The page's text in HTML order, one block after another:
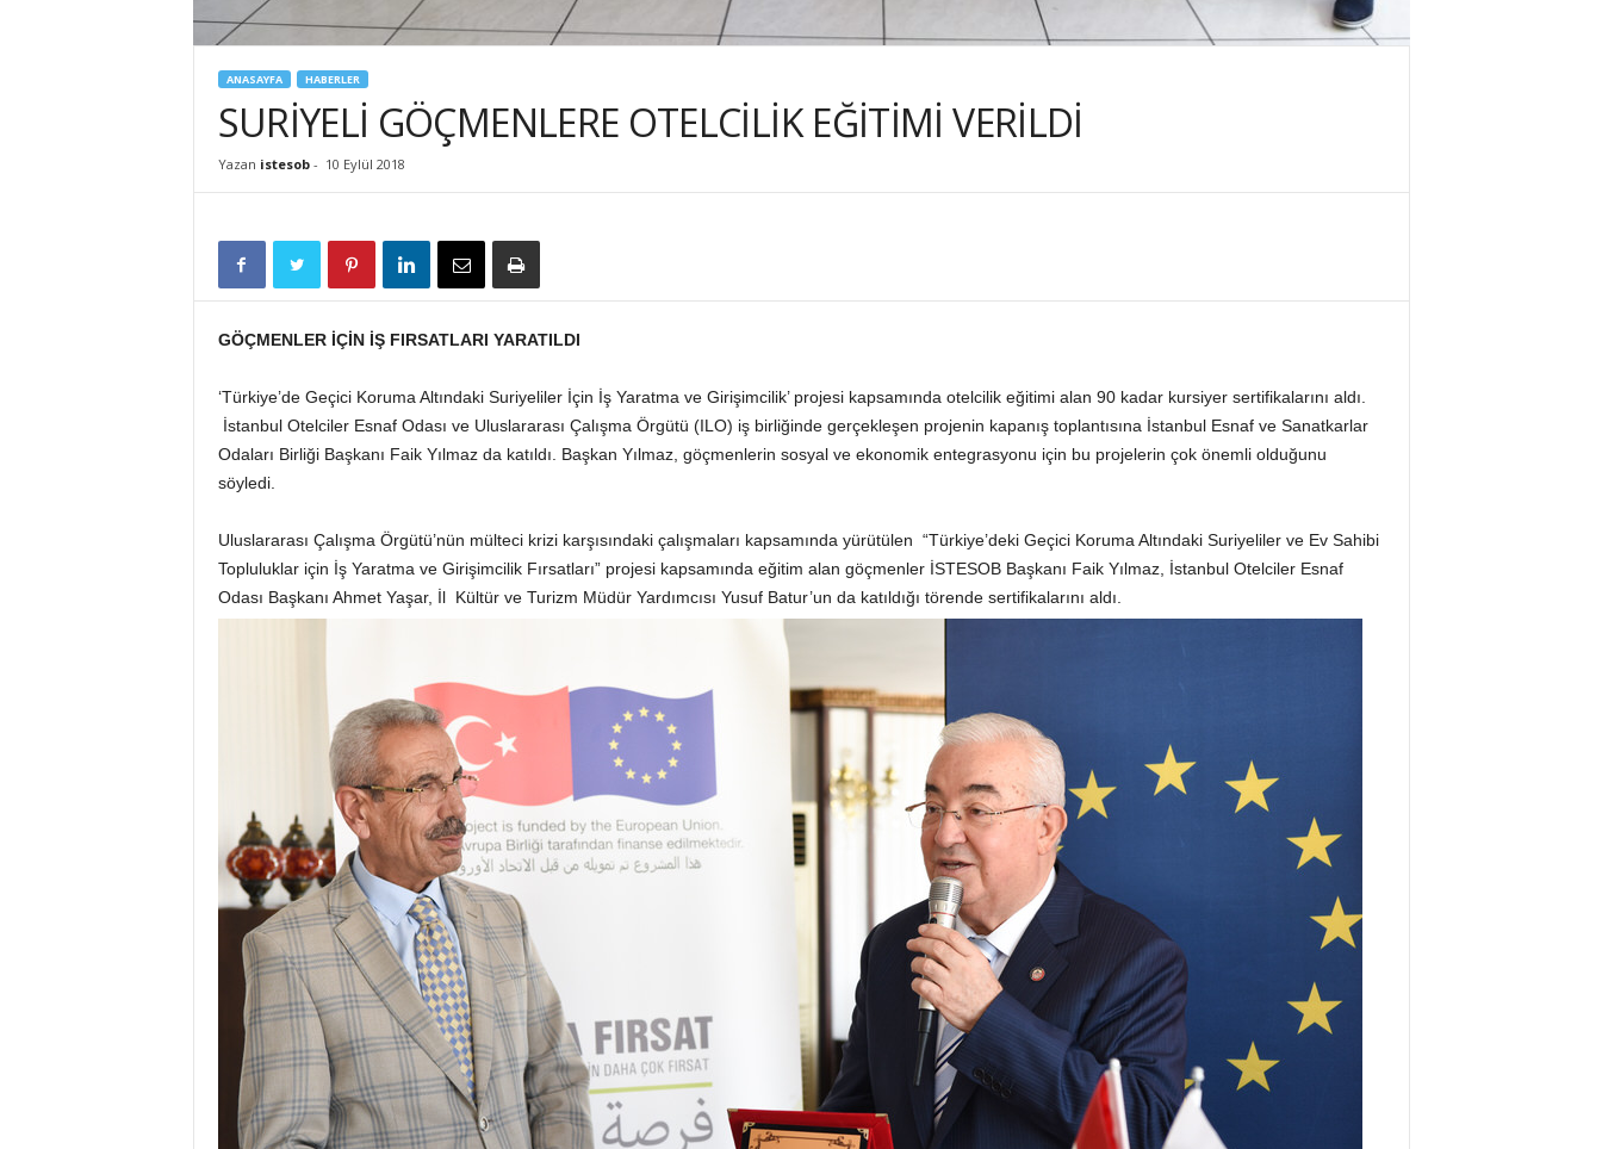
ANASAYFA HABERLER
SURİYELİ GÖÇMENLERE OTELCİLİK EĞİTİMİ VERİLDİ
Yazan istesob- 10 Eylül 2018
GÖÇMENLER İÇİN İŞ FIRSATLARI YARATILDI
‘Türkiye’de Geçici Koruma Altındaki Suriyeliler İçin İş Yaratma ve Girişimcilik’ projesi kapsamında otelcilik eğitimi alan 90 kadar kursiyer sertifikalarını aldı.
İstanbul Otelciler Esnaf Odası ve Uluslararası Çalışma Örgütü (ILO) iş birliğinde gerçekleşen projenin kapanış toplantısına İstanbul Esnaf ve Sanatkarlar
Odaları Birliği Başkanı Faik Yılmaz da katıldı. Başkan Yılmaz, göçmenlerin sosyal ve ekonomik entegrasyonu için bu projelerin çok önemli olduğunu
söyledi.
Uluslararası Çalışma Örgütü’nün mülteci krizi karşısındaki çalışmaları kapsamında yürütülen “Türkiye’deki Geçici Koruma Altındaki Suriyeliler ve Ev Sahibi
Topluluklar için İş Yaratma ve Girişimcilik Fırsatları” projesi kapsamında eğitim alan göçmenler İSTESOB Başkanı Faik Yılmaz, İstanbul Otelciler Esnaf
Odası Başkanı Ahmet Yaşar, İl Kültür ve Turizm Müdür Yardımcısı Yusuf Batur’un da katıldığı törende sertifikalarını aldı.